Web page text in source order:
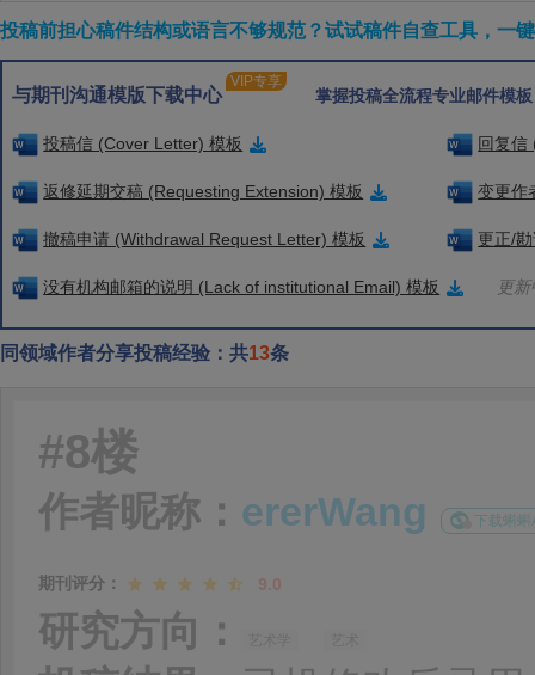
投稿前担心稿件结构或语言不够规范？试试稿件自查工具，一
与期刊沟通模版下载中心
VIP专享
掌握投稿全流程专业邮件模
投稿信 (Cover Letter) 模板 回复信
返修延期交稿 (Requesting Extension) 模板 变更作
撤稿申请 (Withdrawal Request Letter) 模板 更正/
没有机构邮箱的说明 (Lack of institutional Email) 模板 更
同领域作者分享投稿经验：共13条
#8楼
作者昵称： ererWang 下载蝌
期刊评分： 9.0
研究方向：